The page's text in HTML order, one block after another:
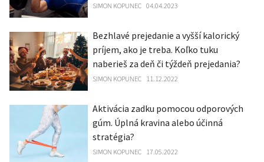
SIMON KOPUNEC 04.04.2023
Bezhlavé prejedanie a vyšší kalorický
príjem, ako je treba. Koľko tuku
naberieš za deň či týždeň prejedania?
SIMON KOPUNEC 11.12.2022
Aktivácia zadku pomocou odporových
gúm. Úplná kravina alebo účinná
stratégia?
SIMON KOPUNEC 17.05.2022